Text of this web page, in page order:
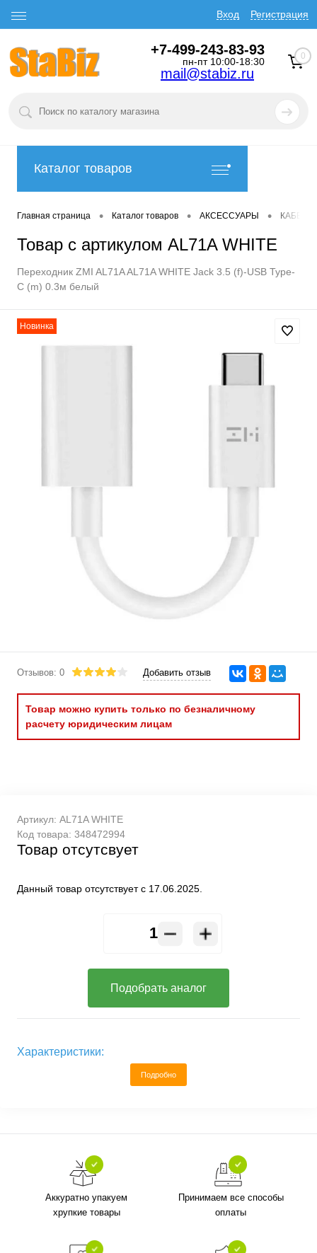
Вход Регистрация
+7-499-243-83-93
пн-пт 10:00-18:30
mail@stabiz.ru
0
Каталог товаров
Главная страница • Каталог товаров • АКСЕССУАРЫ •
Товар с артикулом AL71A WHITE
Переходник ZMI AL71A AL71A WHITE Jack 3.5 (f)-USB Type-
C (m) 0.3м белый
Новинка
Отзывов: 0 Добавить отзыв
Товар можно купить только по безналичному
расчету юридическим лицам
Артикул: AL71A WHITE
Код товара: 348472994
Товар отсутсвует
Данный товар отсутствует с 17.06.2025.
Подобрать аналог
Характеристики:
Подробно
Аккуратно упакуем
хрупкие товары
Принимаем все способы
оплаты